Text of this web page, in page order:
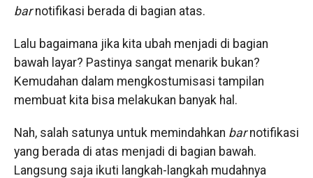
barnotifikasi berada di bagian atas.
Lalu bagaimana jika kita ubah menjadi di bagian
bawah layar? Pastinya sangat menarik bukan?
Kemudahan dalam mengkostumisasi tampilan
membuat kita bisa melakukan banyak hal.
Nah, salah satunya untuk memindahkan barnotifikasi
yang berada di atas menjadi di bagian bawah.
Langsung saja ikuti langkah-langkah mudahnya